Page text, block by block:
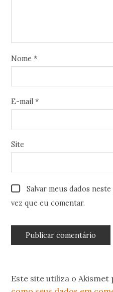
Nome*
E-mail*
Site
Salvar meus dados
vez que eu comentar.
Este site utiliza o